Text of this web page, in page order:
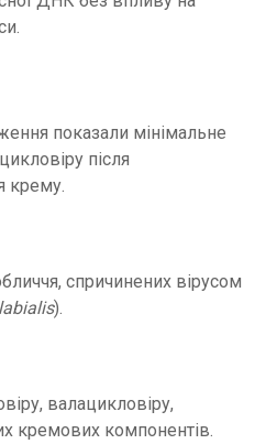
показали мінімальне
після
крему.
спричинених вірусом
).
валацикловіру,
кремових компонентів.